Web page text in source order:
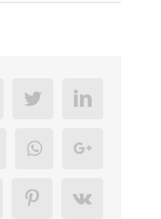
FacebookTwitterLinkedIn
WhatsappGoogle+
Tumblr PinterestVk